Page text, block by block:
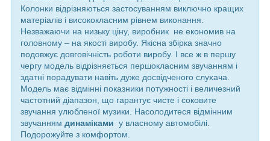
Колонки відрізняються застосуванням виключно кращих
матеріалів і висококласним рівнем виконання.
Незважаючи на низьку ціну, виробник не економив на
головному – на якості виробу. Якісна збірка значно
подовжує довговічність роботи виробу. І все ж в першу
чергу модель відрізняється першокласним звучанням і
здатні порадувати навіть дуже досвідченого слухача.
Модель має відмінні показники потужності і величезний
частотний діапазон, що гарантує чисте і соковите
звучання улюбленої музики. Насолодитеся відмінним
звучанням динаміками у власному автомобілі.
Подорожуйте з комфортом.